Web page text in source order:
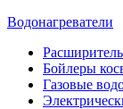
Водонагреватели
Бойлеры
Газовые